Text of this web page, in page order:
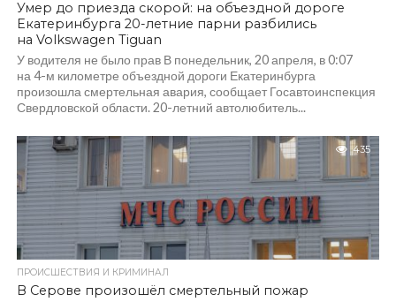
Умер до приезда скорой: на объездной дороге
Екатеринбурга 20-летние парни разбились
на Volkswagen Tiguan
У водителя не было прав В понедельник, 20 апреля, в 0:07
на 4-м километре объездной дороги Екатеринбурга
произошла смертельная авария, сообщает Госавтоинспекция
Свердловской области. 20-летний автолюбитель...
435
ПРОИСШЕСТВИЯ И КРИМИНАЛ
В Серове произошёл смертельный пожар